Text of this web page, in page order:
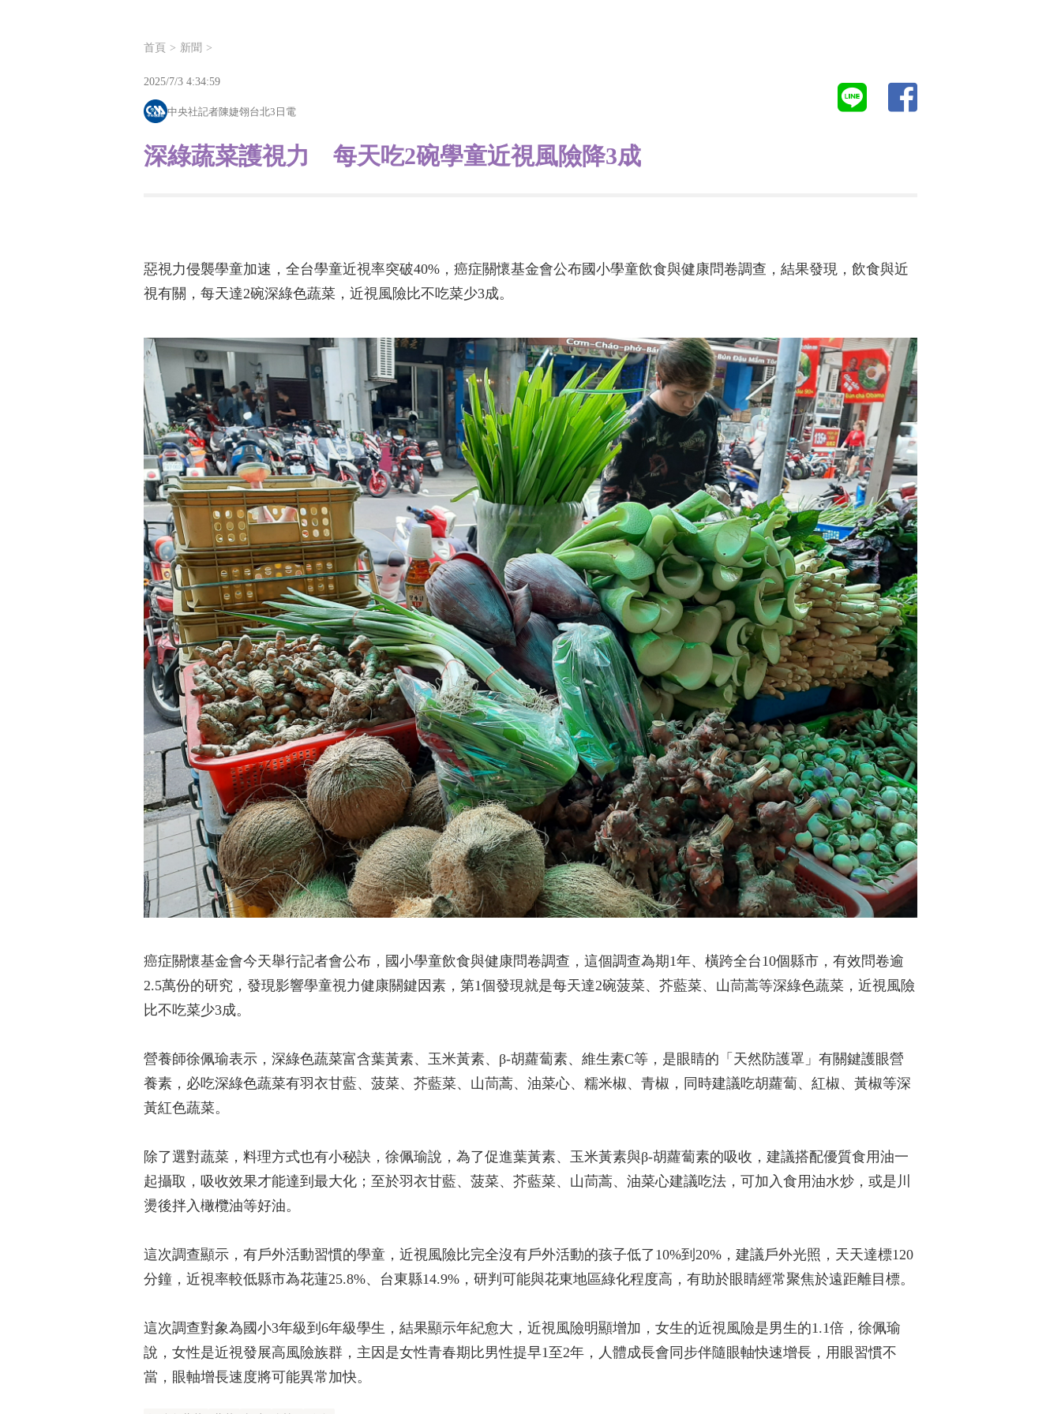
首頁 新聞
深綠蔬菜護視力 每天吃2碗學童近視風險降3成
2025/7/3 4:34:59
中央社記者陳婕翎台北3日電
惡視力侵襲學童加速，全台學童近視率突破40%，癌症關懷基金會公布國小學童飲食與健康問卷調查，結果發現，飲食與近
視有關，每天達2碗深綠色蔬菜，近視風險比不吃菜少3成。
癌症關懷基金會今天舉行記者會公布，國小學童飲食與健康問卷調查，這個調查為期1年、橫跨全台10個縣市，有效問卷逾
2.5萬份的研究，發現影響學童視力健康關鍵因素，第1個發現就是每天達2碗菠菜、芥藍菜、山茼蒿等深綠色蔬菜，近視風險
比不吃菜少3成。
營養師徐佩瑜表示，深綠色蔬菜富含葉黃素、玉米黃素、β-胡蘿蔔素、維生素C等，是眼睛的「天然防護罩」有關鍵護眼營
養素，必吃深綠色蔬菜有羽衣甘藍、菠菜、芥藍菜、山茼蒿、油菜心、糯米椒、青椒，同時建議吃胡蘿蔔、紅椒、黃椒等深
黃紅色蔬菜。
除了選對蔬菜，料理方式也有小秘訣，徐佩瑜說，為了促進葉黃素、玉米黃素與β-胡蘿蔔素的吸收，建議搭配優質食用油一
起攝取，吸收效果才能達到最大化；至於羽衣甘藍、菠菜、芥藍菜、山茼蒿、油菜心建議吃法，可加入食用油水炒，或是川
燙後拌入橄欖油等好油。
這次調查顯示，有戶外活動習慣的學童，近視風險比完全沒有戶外活動的孩子低了10%到20%，建議戶外光照，天天達標120
分鐘，近視率較低縣市為花蓮25.8%、台東縣14.9%，研判可能與花東地區綠化程度高，有助於眼睛經常聚焦於遠距離目標。
這次調查對象為國小3年級到6年級學生，結果顯示年紀愈大，近視風險明顯增加，女生的近視風險是男生的1.1倍，徐佩瑜
說，女性是近視發展高風險族群，主因是女性青春期比男性提早1至2年，人體成長會同步伴隨眼軸快速增長，用眼習慣不
當，眼軸增長速度將可能異常加快。